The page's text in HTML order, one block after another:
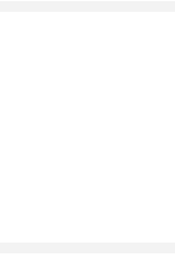
속에 자리한 아담
오피스에 이르기
리의 인테리어 스
만 있으면 낡은 단